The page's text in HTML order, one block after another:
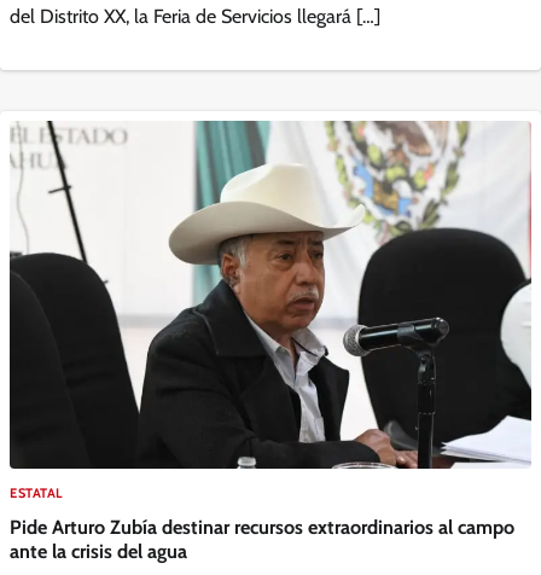
del Distrito XX, la Feria de Servicios llegará […]
ESTATAL
Pide Arturo Zubía destinar recursos extraordinarios al campo
ante la crisis del agua